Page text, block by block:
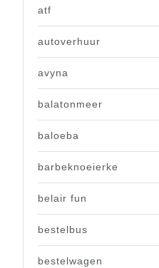
atf
autoverhuur
avyna
balatonmeer
baloeba
barbeknoeierke
belair fun
bestelbus
bestelwagen